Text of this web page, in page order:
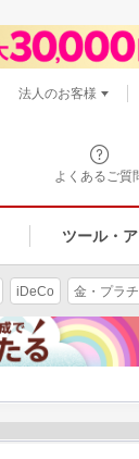
よくあるご質
ツール・
法人のお客様
iDeCo 金・プラ